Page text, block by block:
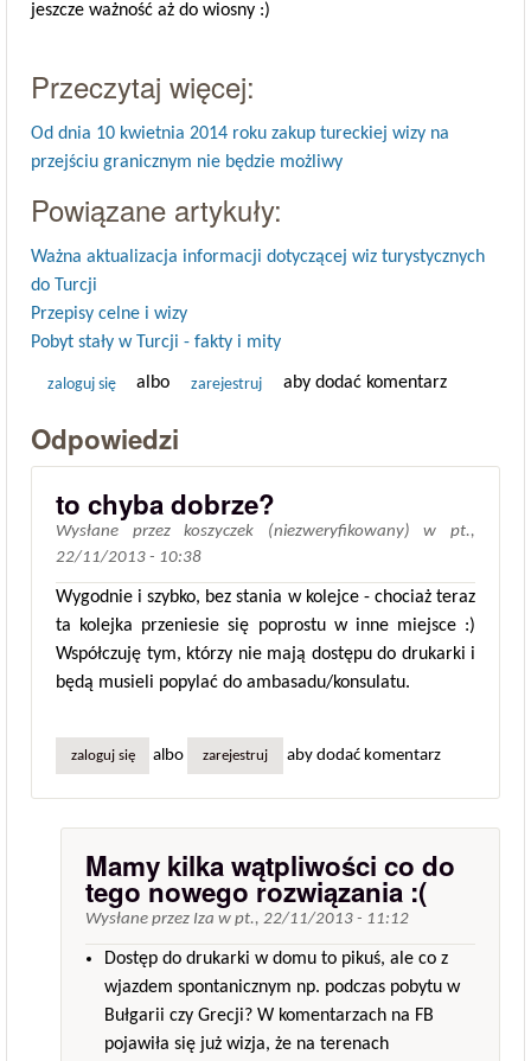
jeszcze ważność aż do wiosny :)
Przeczytaj więcej:
Od dnia 10 kwietnia 2014 roku zakup tureckiej wizy na
przejściu granicznym nie będzie możliwy
Powiązane artykuły:
Ważna aktualizacja informacji dotyczącej wiz turystycznych
do Turcji
Przepisy celne i wizy
Pobyt stały w Turcji - fakty i mity
zaloguj się albo zarejestruj aby dodać komentarz
Odpowiedzi
to chyba dobrze?
Wysłane przezkoszyczek (niezweryfikowany) wpt.,
22/11/2013 - 10:38
Wygodnie i szybko, bez stania w kolejce - chociaż teraz
ta kolejka przeniesie się poprostu w inne miejsce :)
Współczuję tym, którzy nie mają dostępu do drukarki i
będą musieli popylać do ambasadu/konsulatu.
zaloguj się albo zarejestruj aby dodać komentarz
Mamy kilka wątpliwości co do
tego nowego rozwiązania :(
Wysłane przez Iza w pt., 22/11/2013 - 11:12
Dostęp do drukarki w domu to pikuś, ale co z
wjazdem spontanicznym np. podczas pobytu w
Bułgarii czy Grecji? W komentarzach na FB
pojawiła się już wizja, że na terenach